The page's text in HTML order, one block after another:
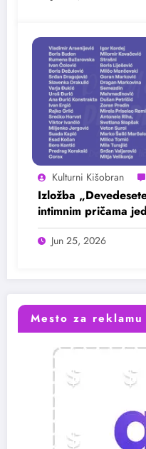
Kulturni Kišobran
Izložba
intimnim pričama
Jun 25, 2026
Mesto za reklamu